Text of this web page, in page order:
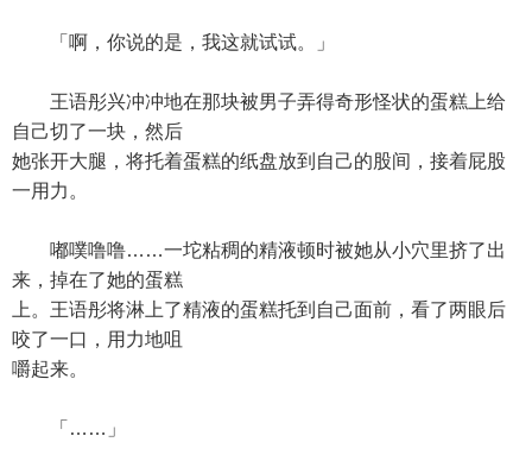
「啊，你说的是，我这就试试。」
王语彤兴冲冲地在那块被男子弄得奇形怪状的蛋糕上给
自己切了一块，然后
她张开大腿，将托着蛋糕的纸盘放到自己的股间，接着屁股
一用力。
嘟噗噜噜……一坨粘稠的精液顿时被她从小穴里挤了出
来，掉在了她的蛋糕
上。王语彤将淋上了精液的蛋糕托到自己面前，看了两眼后
咬了一口，用力地咀
嚼起来。
「……」